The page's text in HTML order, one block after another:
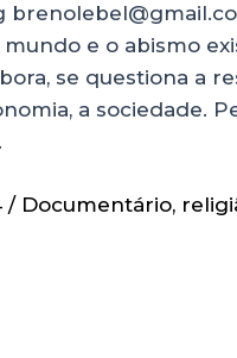
e o abismo
se questiona a
a sociedade.
/ Documentário,